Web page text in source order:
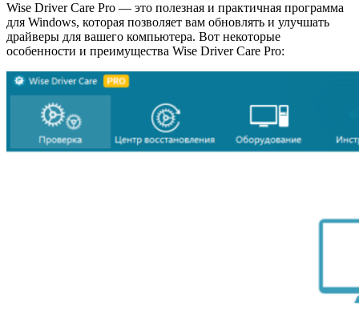
Wise Driver Care Pro — это полезная и практичная программа
для Windows, которая позволяет вам обновлять и улучшать
драйверы для вашего компьютера. Вот некоторые
особенности и преимущества Wise Driver Care Pro: